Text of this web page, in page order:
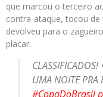
que marcou o terceiro
contra-ataque, tocou de
devolveu para o
placar.
UMA NOITE PRA
#CopaDoBrasil